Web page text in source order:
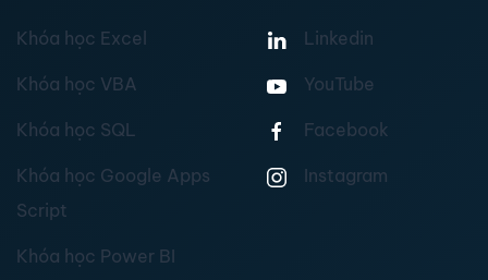
Khóa học Excel
Khóa học VBA
Khóa học SQL
Khóa học Google Apps
Script
Khóa học Power BI
Linkedin
YouTube
Facebook
Instagram